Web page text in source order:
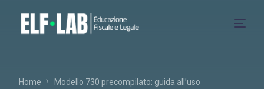
Home
Modello 730 precompilato: guida all’uso